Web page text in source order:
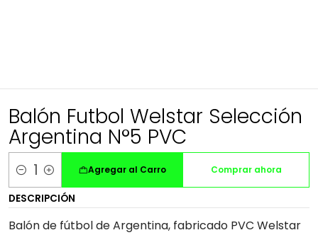
Balón Futbol Welstar Selección
Argentina N°5 PVC
Cantidad
Agregar al Carro Comprar ahora
DESCRIPCIÓN
Balón de fútbol de Argentina, fabricado PVC Welstar